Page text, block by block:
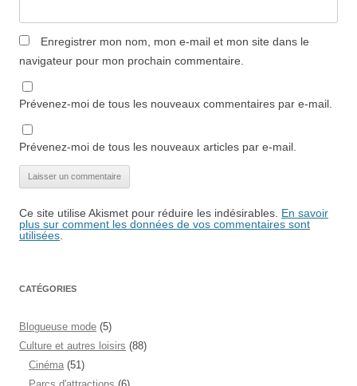
Enregistrer mon nom, mon e-mail et mon site dans le
navigateur pour mon prochain commentaire.
Prévenez-moi de tous les nouveaux commentaires par e-mail.
Prévenez-moi de tous les nouveaux articles par e-mail.
Ce site utilise Akismet pour réduire les indésirables. En savoir
plus sur comment les données de vos commentaires sont
utilisées.
CATÉGORIES
Blogueuse mode (5)
Culture et autres loisirs (88)
Cinéma (51)